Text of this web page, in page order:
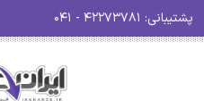
پشتیبانی: